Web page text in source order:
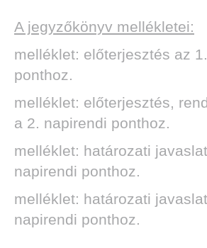
A jegyzőkönyv mellékletei:
melléklet: előterjesztés az
ponthoz.
melléklet: előterjesztés,
a 2. napirendi ponthoz.
melléklet: határozati
napirendi ponthoz.
melléklet: határozati
napirendi ponthoz.